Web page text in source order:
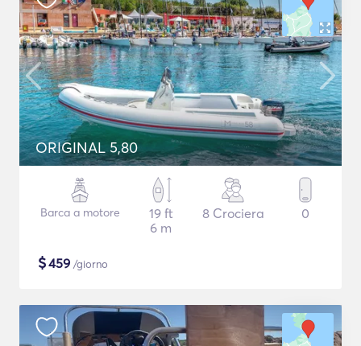
ORIGINAL 5,80
Barca a motore
19 ft
6 m
8 Crociera 0
$459 /giorno